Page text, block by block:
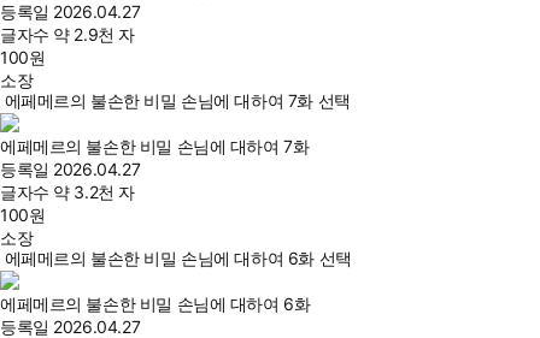
등록일 2026.04.27
글자수 약 2.9천 자
100원
소장
에페메르의 불손한 비밀 손님에 대하여 7화 선택
에페메르의 불손한 비밀 손님에 대하여 7화
등록일 2026.04.27
글자수 약 3.2천 자
100원
소장
에페메르의 불손한 비밀 손님에 대하여 6화 선택
에페메르의 불손한 비밀 손님에 대하여 6화
등록일 2026.04.27